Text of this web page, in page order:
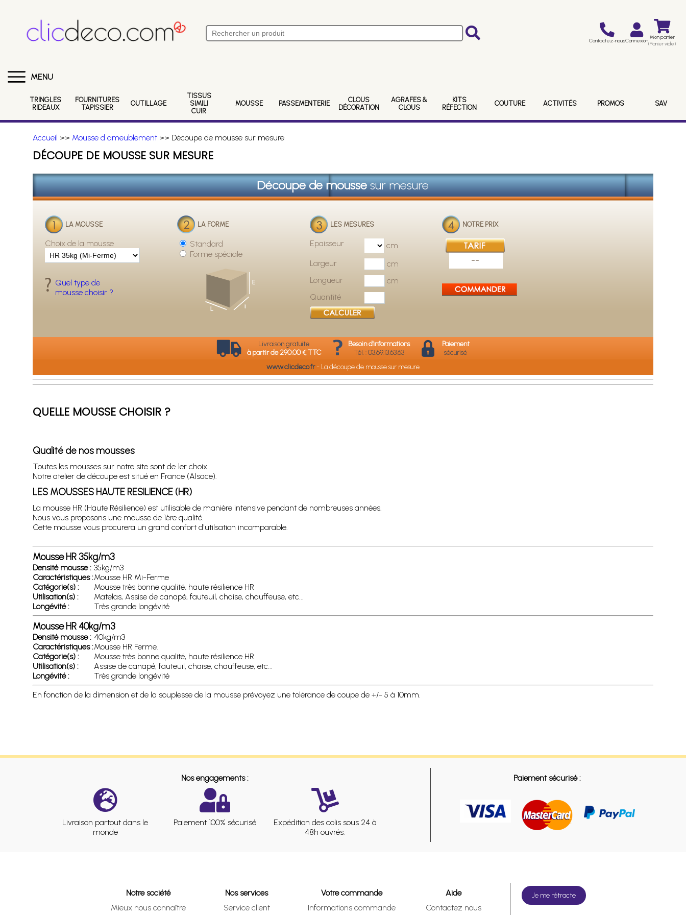
Contactez-nousConnexion Mon panier
(Panier vide)
MENU
TRINGLES
RIDEAUX
FOURNITURES
TAPISSIER
OUTILLAGE
TISSUS
SIMILI
CUIR
MOUSSE PASSEMENTERIE
CLOUS
DÉCORATION
AGRAFES &
CLOUS
KITS
RÉFECTION
COUTURE ACTIVITÉS PROMOS SAV
Accueil >> Mousse d ameublement>> Découpe de mousse sur mesure
DÉCOUPE DE MOUSSE SUR MESURE
Découpe de moussesur mesure
LA MOUSSE
Choix de la mousse
Quel type de
mousse choisir ?
LA FORME
Standard
Forme spéciale
LES MESURES
Epaisseur
cm
Largeur
cm
Longueur
cm
Quantité
NOTRE PRIX
--
Livraison gratuite
à partir de 290.00 € TTC
Besoin d'informations
Tél. : 03.69.13.63.63
Paiement
sécurisé
www.clicdeco.fr- La découpe de mousse sur mesure
QUELLE MOUSSE CHOISIR ?
Qualité de nos mousses
Toutes les mousses sur notre site sont de 1er choix.
Notre atelier de découpe est situé en France (Alsace).
LES MOUSSES HAUTE RESILIENCE (HR)
La mousse HR (Haute Résilience) est utilisable de manière intensive pendant de nombreuses années.
Nous vous proposons une mousse de 1ère qualité.
Cette mousse vous procurera un grand confort d'utilsation incomparable.
Mousse HR 35kg/m3
Densité mousse : 35kg/m3
Caractéristiques :Mousse HR Mi-Ferme
Catégorie(s) :
Mousse très bonne qualité, haute résilience HR
Utilisation(s) :
Matelas, Assise de canapé, fauteuil, chaise, chauffeuse, etc...
Longévité :
Très grande longévité
Mousse HR 40kg/m3
Densité mousse : 40kg/m3
Caractéristiques :Mousse HR Ferme.
Catégorie(s) :
Mousse très bonne qualité, haute résilience HR
Utilisation(s) :
Assise de canapé, fauteuil, chaise, chauffeuse, etc...
Longévité :
Très grande longévité
En fonction de la dimension et de la souplesse de la mousse prévoyez une tolérance de coupe de +/- 5 à 10mm.
Nos engagements :
Livraison partout dans le
monde
Paiement 100% sécurisé
Expédition des colis sous 24 à
48h ouvrés.
Paiement sécurisé :
Notre société
Mieux nous connaître
Nos services
Service client
Votre commande
Informations commande
Aide
Contactez nous
Je me rétracte